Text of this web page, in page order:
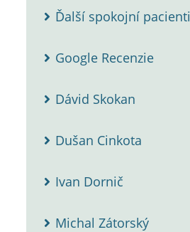
Ďalší spokojní pacienti
Google Recenzie
Dávid Skokan
Dušan Cinkota
Ivan Dornič
Michal Zátorský